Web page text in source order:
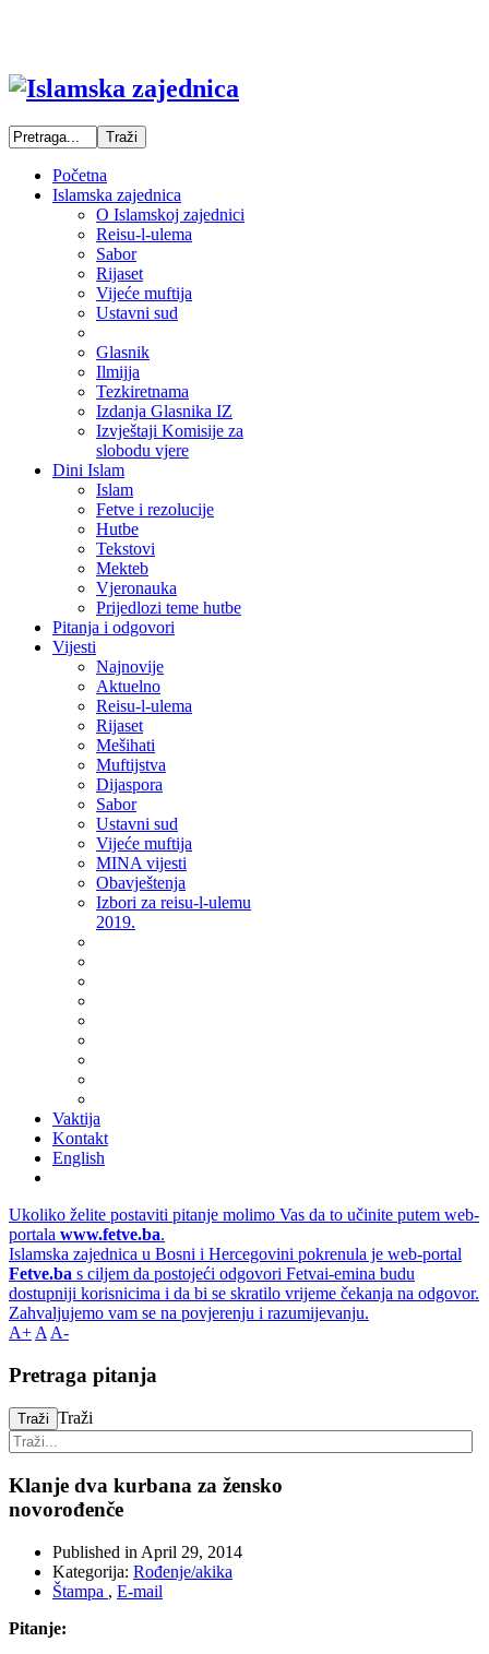
Početna
Islamska zajednica
O Islamskoj zajednici
Reisu-l-ulema
Sabor
Rijaset
Vijeće muftija
Ustavni sud
Glasnik
Ilmijja
Tezkiretnama
Izdanja Glasnika IZ
Izvještaji Komisije za
slobodu vjere
Dini Islam
Islam
Fetve i rezolucije
Hutbe
Tekstovi
Mekteb
Vjeronauka
Prijedlozi teme hutbe
Pitanja i odgovori
Vijesti
Najnovije
Aktuelno
Reisu-l-ulema
Rijaset
Mešihati
Muftijstva
Dijaspora
Sabor
Ustavni sud
Vijeće muftija
MINA vijesti
Obavještenja
Izbori za reisu-l-ulemu
2019.
Vaktija
Kontakt
English
Ukoliko želite postaviti pitanje molimo Vas da to učinite putem web-
portala www.fetve.ba.
Islamska zajednica u Bosni i Hercegovini pokrenula je web-portal
Fetve.ba s ciljem da postojeći odgovori Fetvai-emina budu
dostupniji korisnicima i da bi se skratilo vrijeme čekanja na odgovor.
Zahvaljujemo vam se na povjerenju i razumijevanju.
A+ A A-
Pretraga pitanja
Traži Traži
Klanje dva kurbana za žensko
novorođenče
Published in April 29, 2014
Kategorija: Rođenje/akika
Štampa , E-mail
Pitanje: